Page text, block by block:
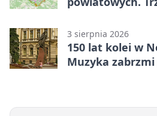
3 sierpnia 2026
150 lat kolei w
Muzyka